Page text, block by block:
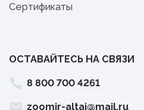
Сертификаты
ОСТАВАЙТЕСЬ НА СВЯЗИ
8 800 700 4261
zoomir-altai@mail.ru